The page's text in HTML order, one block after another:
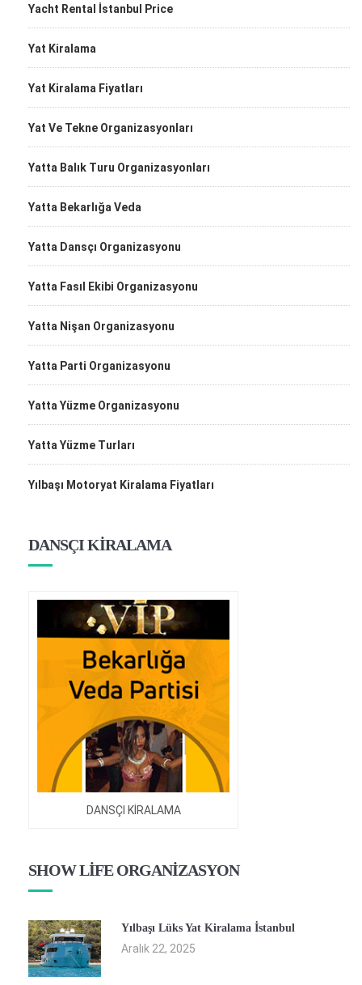
Yacht Rental İstanbul Price
Yat Kiralama
Yat Kiralama Fiyatları
Yat Ve Tekne Organizasyonları
Yatta Balık Turu Organizasyonları
Yatta Bekarlığa Veda
Yatta Dansçı Organizasyonu
Yatta Fasıl Ekibi Organizasyonu
Yatta Nişan Organizasyonu
Yatta Parti Organizasyonu
Yatta Yüzme Organizasyonu
Yatta Yüzme Turları
Yılbaşı Motoryat Kiralama Fiyatları
DANSÇI KİRALAMA
DANSÇI KİRALAMA
SHOW LİFE ORGANİZASYON
Yılbaşı Lüks Yat Kiralama İstanbul
Aralık 22, 2025